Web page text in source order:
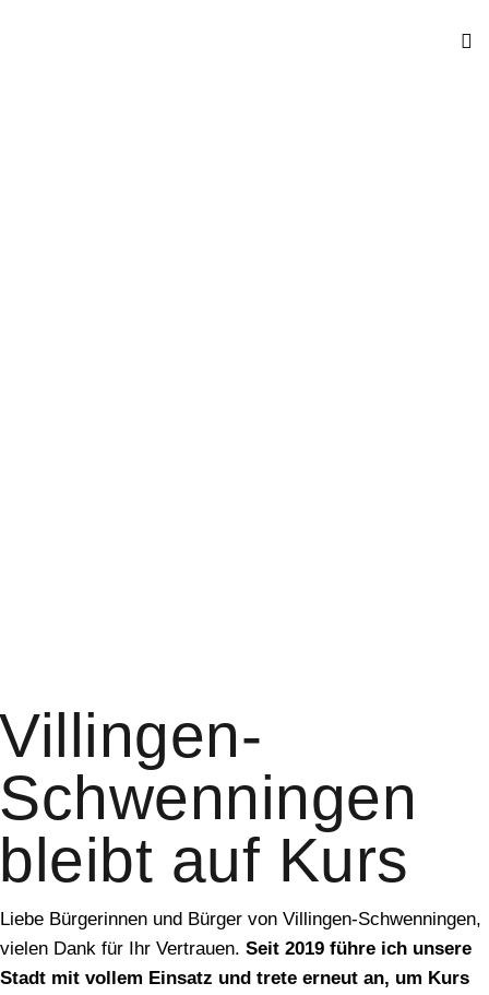
Villingen-
Schwenningen
bleibt auf Kurs
Liebe Bürgerinnen und Bürger von Villingen-Schwenningen,
vielen Dank für Ihr Vertrauen. Seit 2019 führe ich unsere
Stadt mit vollem Einsatz und trete erneut an, um Kurs